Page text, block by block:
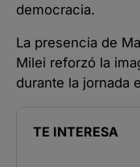
democracia.
La presencia de
Milei reforzó la
durante la jornada
TE INTERESA